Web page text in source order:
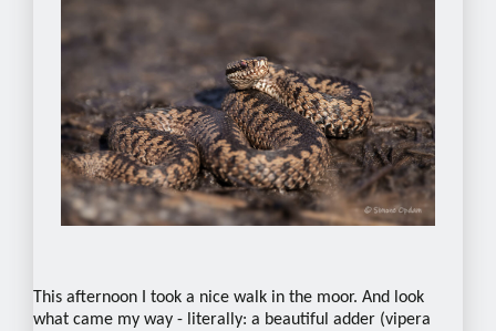
This afternoon I took a nice walk in the moor. And look
what came my way - literally: a beautiful adder (vipera